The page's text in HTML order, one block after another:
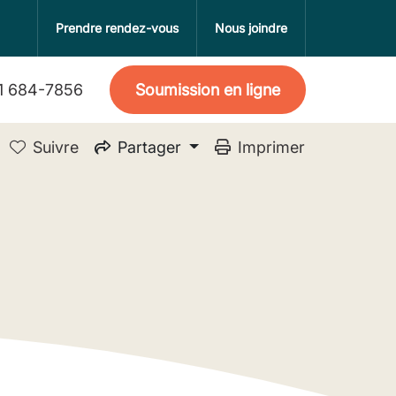
Prendre rendez-vous Nous joindre
684-7856 Soumission en ligne
Suivre Partager Imprimer